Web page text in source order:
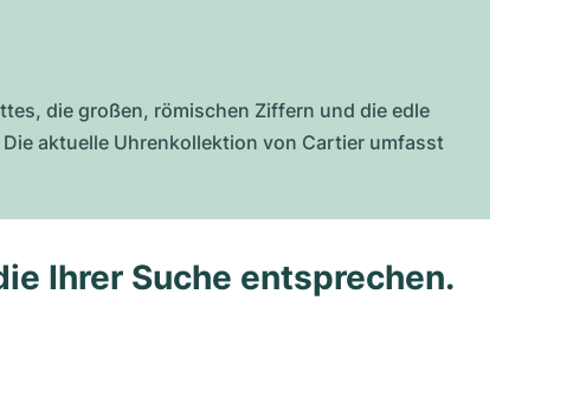
die großen, römischen Ziffern und die edle
aktuelle Uhrenkollektion von Cartier umfasst
Ihrer Suche entsprechen.